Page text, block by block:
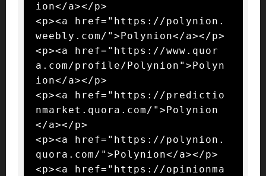
ion</a></p>
<p><a href="https://polynion.
weebly.com/">Polynion</a></p>
<p><a href="https://www.quor
a.com/profile/Polynion">Polyn
ion</a></p>
<p><a href="https://predictio
nmarket.quora.com/">Polynion
</a></p>
<p><a href="https://polynion.
quora.com/">Polynion</a></p>
<p><a href="https://opinionma